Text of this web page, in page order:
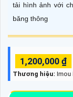
tải hình ảnh với
băng thông
1,200,000 ₫
Thương hiệu: Imou